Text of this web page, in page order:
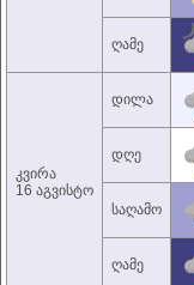
ღამე
კვირა
16 აგვისტო
დილა
დღე
საღამო
ღამე